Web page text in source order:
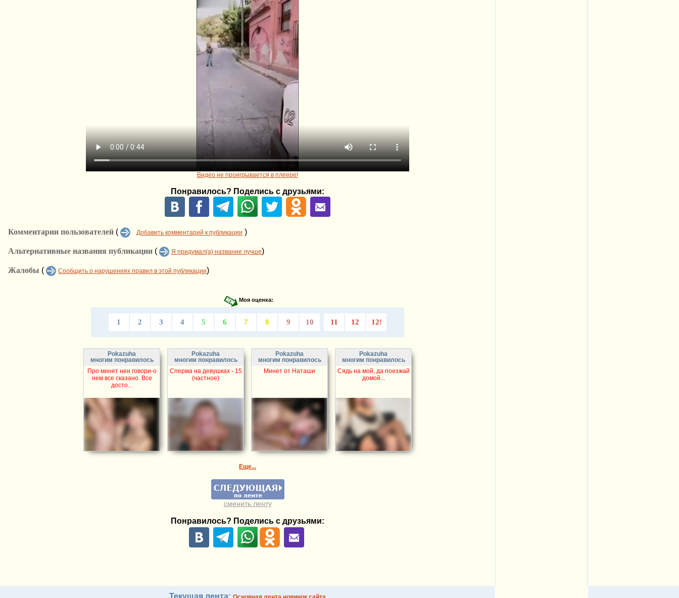
Видео не проигрывается в плеере!
Понравилось? Поделись с друзьями:
Комментарии пользователей ( Добавить комментарий к публикации )
Альтернативные названия публикации ( Я придумал(а) название лучше)
Жалобы ( Сообщить о нарушениях правил в этой публикации)
Моя оценка:
1 2 3 4 5 6 7 8 9 10 11 12 12!
Pokazuha
многим понравилось
Про минет неи говори-о
нем все сказано. Все
досто...
Pokazuha
многим понравилось
Сперма на девушках - 15
(частное)
Pokazuha
многим понравилось
Минет от Наташи
Pokazuha
многим понравилось
Сядь на мой, да поезжай
домой...
Еще...
сменить ленту
Понравилось? Поделись с друзьями:
Текущая лента: